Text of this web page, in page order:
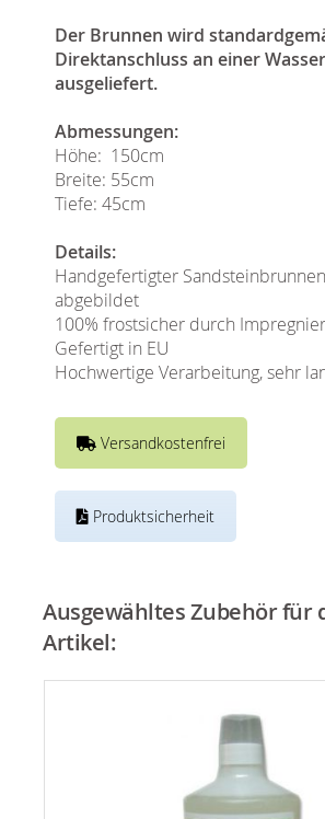
Der Brunnen wird
Direktanschluss an einer
ausgeliefert.
Abmessungen:
Höhe: 150cm
Breite: 55cm
Tiefe: 45cm
Details:
Handgefertigter
abgebildet
100% frostsicher durch
Gefertigt in EU
Hochwertige Verarbeitung, sehr
Versandkostenfrei
Produktsicherheit
Ausgewähltes Zubehör für
Artikel: